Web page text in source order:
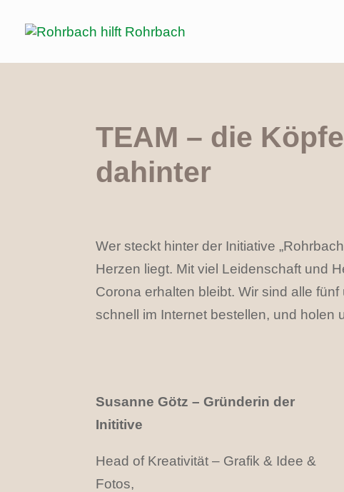
TEAM – die Köpfe
dahinter
Wer steckt hinter der Initiative
Herzen liegt. Mit viel Leidenschaft und
Corona erhalten bleibt. Wir sind alle
schnell im Internet bestellen, und
Susanne Götz – Gründerin der
Inititive
Head of Kreativität – Grafik & Idee &
Fotos,